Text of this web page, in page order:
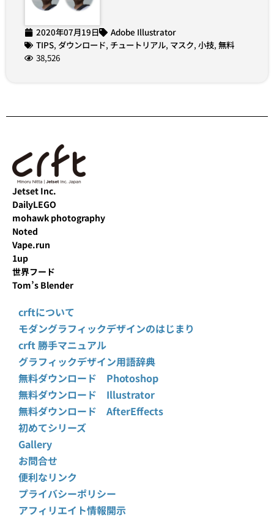
2020年07月19日
Adobe Illustrator
TIPS, ダウンロード, チュートリアル, マスク, 小技, 無料
38,526
Jetset Inc.
DailyLEGO
mohawk photography
Noted
Vape.run
1up
世界フード
Tom’s Blender
crftについて
モダングラフィックデザインのはじまり
crft 勝手マニュアル
グラフィックデザイン用語辞典
無料ダウンロード Photoshop
無料ダウンロード Illustrator
無料ダウンロード AfterEffects
初めてシリーズ
Gallery
お問合せ
便利なリンク
プライバシーポリシー
アフィリエイト情報開示